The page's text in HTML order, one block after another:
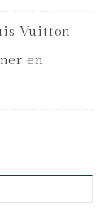
Vuitton
en